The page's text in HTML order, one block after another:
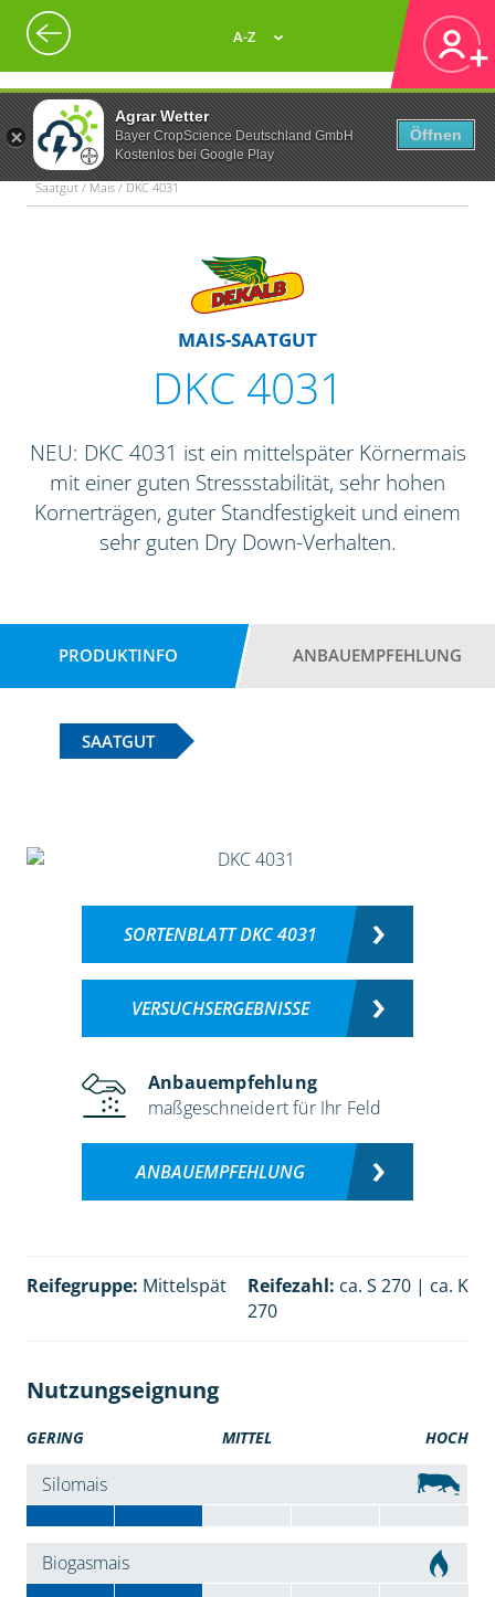
Agrar Wetter
Bayer CropScience Deutschland GmbH
Kostenlos bei Google Play
Öffnen
A-Z
Saatgut / Mais / DKC 4031
MAIS-SAATGUT
DKC 4031
NEU: DKC 4031 ist ein mittelspäter Körnermais
mit einer guten Stressstabilität, sehr hohen
Kornerträgen, guter Standfestigkeit und einem
sehr guten Dry Down-Verhalten.
PRODUKTINFO ANBAUEMPFEHLUNG
SAATGUT
SORTENBLATT DKC 4031
VERSUCHSERGEBNISSE
Anbauempfehlung
maßgeschneidert für Ihr Feld
ANBAUEMPFEHLUNG
Reifegruppe: Mittelspät Reifezahl: ca. S 270 | ca. K
270
Nutzungseignung
GERING MITTEL HOCH
Silomais
Biogasmais